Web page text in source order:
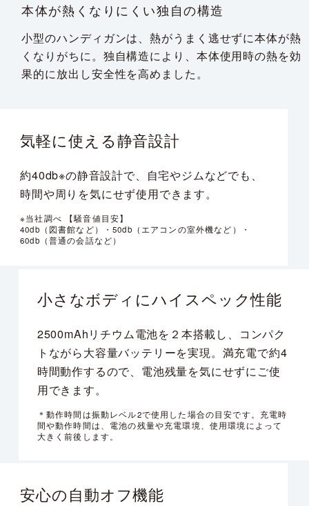
本体が熱くなりにくい独自の構造
小型のハンディガンは、熱がうまく逃せずに本体が熱
くなりがちに。独自構造により、本体使用時の熱を効
果的に放出し安全性を高めました。
気軽に使える静音設計
約40db※の静音設計で、自宅やジムなどでも、
時間や周りを気にせず使用できます。
※当社調べ 【騒音値目安】
40db（図書館など）
・50db（エアコンの室外機など）
・
60db（普通の会話など）
小さなボディにハイスペック性能
2500mAhリチウム電池を２本搭載し、コンパク
トながら大容量バッテリーを実現。満充電で約4
時間動作するので、電池残量を気にせずにご使
用できます。
＊動作時間は振動レベル2で使用した場合の目安です。充電時
間や動作時間は、電池の残量や充電環境、使用環境によって
大きく前後します。
安心の自動オフ機能